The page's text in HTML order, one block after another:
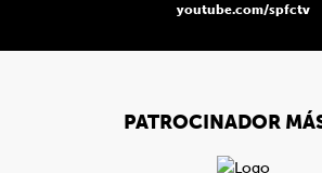
youtube.com/spfctv
PATROCINADOR